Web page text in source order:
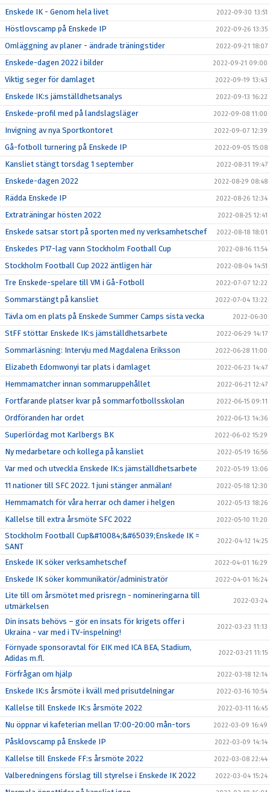
Enskede IK - Genom hela livet 2022-09-30 13:51
Höstlovscamp på Enskede IP 2022-09-26 13:35
Omläggning av planer - ändrade träningstider 2022-09-21 18:07
Enskede-dagen 2022 i bilder 2022-09-21 09:00
Viktig seger för damlaget 2022-09-19 13:43
Enskede IK:s jämställdhetsanalys 2022-09-13 16:22
Enskede-profil med på landslagsläger 2022-09-08 11:00
Invigning av nya Sportkontoret 2022-09-07 12:39
Gå-fotboll turnering på Enskede IP 2022-09-05 15:08
Kansliet stängt torsdag 1 september 2022-08-31 19:47
Enskede-dagen 2022 2022-08-29 08:48
Rädda Enskede IP 2022-08-26 12:34
Extraträningar hösten 2022 2022-08-25 12:41
Enskede satsar stort på sporten med ny verksamhetschef 2022-08-18 18:01
Enskedes P17-lag vann Stockholm Football Cup 2022-08-16 11:54
Stockholm Football Cup 2022 äntligen här 2022-08-04 14:51
Tre Enskede-spelare till VM i Gå-Fotboll 2022-07-07 12:22
Sommarstängt på kansliet 2022-07-04 13:22
Tävla om en plats på Enskede Summer Camps sista vecka 2022-06-30
StFF stöttar Enskede IK:s jämställdhetsarbete 2022-06-29 14:17
Sommarläsning: Intervju med Magdalena Eriksson 2022-06-28 11:00
Elizabeth Edomwonyi tar plats i damlaget 2022-06-23 14:47
Hemmamatcher innan sommaruppehållet 2022-06-21 12:47
Fortfarande platser kvar på sommarfotbollsskolan 2022-06-15 09:11
Ordföranden har ordet 2022-06-13 14:36
Superlördag mot Karlbergs BK 2022-06-02 15:29
Ny medarbetare och kollega på kansliet 2022-05-19 16:56
Var med och utveckla Enskede IK:s jämställdhetsarbete 2022-05-19 13:06
11 nationer till SFC 2022. 1 juni stänger anmälan! 2022-05-18 12:30
Hemmamatch för våra herrar och damer i helgen 2022-05-13 18:26
Kallelse till extra årsmöte SFC 2022 2022-05-10 11:20
Stockholm Football Cup&#10084;&#65039;Enskede IK =
SANT
2022-04-12 14:25
Enskede IK söker verksamhetschef 2022-04-01 16:29
Enskede IK söker kommunikatör/administratör 2022-04-01 16:24
Lite till om årsmötet med prisregn - nomineringarna till
utmärkelsen
2022-03-24
Din insats behövs – gör en insats för krigets offer i
Ukraina - var med i TV-inspelning!
2022-03-23 11:13
Förnyade sponsoravtal för EIK med ICA BEA, Stadium,
Adidas m.fl.
2022-03-21 11:15
Förfrågan om hjälp 2022-03-18 12:14
Enskede IK:s årsmöte i kväll med prisutdelningar 2022-03-16 10:54
Kallelse till Enskede IK:s årsmöte 2022 2022-03-11 16:45
Nu öppnar vi kafeterian mellan 17:00-20:00 mån-tors 2022-03-09 16:49
Påsklovscamp på Enskede IP 2022-03-09 14:14
Kallelse till Enskede FF:s årsmöte 2022 2022-03-08 22:44
Valberedningens förslag till styrelse i Enskede IK 2022 2022-03-04 15:24